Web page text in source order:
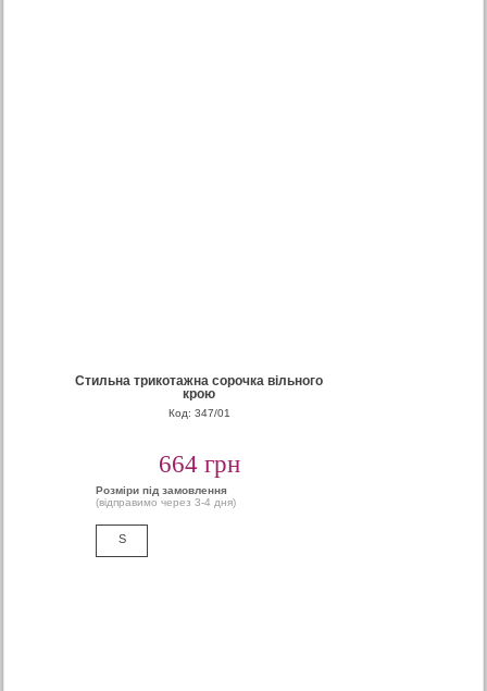
Стильна трикотажна сорочка вільного
крою
Код: 347/01
664 грн
Розміри під замовлення
(відправимо через 3-4 дня)
S